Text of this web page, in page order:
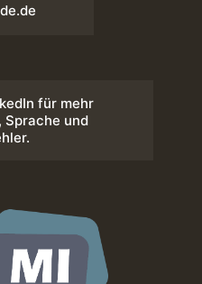
für mehr
Sprache und